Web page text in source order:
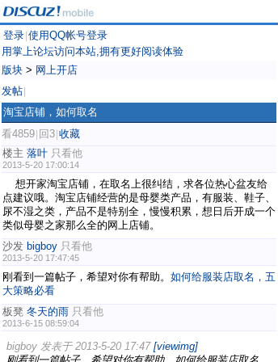
登录 使用QQ帐号登录
用掌上论坛访问本站,拥有更好阅读体验
版块 > 网上开店
发帖
淘宝店铺，如何取名
看4859 回3 收藏
楼主 落叶 只看他
2013-5-20 17:00:14
想开家淘宝店铺，在取名上很纠结，求各位热心盆友给
点建议哦。淘宝店铺经营的是母婴类产品，有服装、鞋子、
尿不湿之类，产品不是特别全，慢慢积累，想日后开成一个
类似母婴之家那么全的网上店铺。
沙发 bigboy 只看他
2013-5-20 17:47:45
刚看到一篇帖子，希望对你有帮助。 如何给服装店取名，五
大策略必看
板凳 冬天的雨 只看他
2013-6-15 08:59:04
bigboy 发表于 2013-5-20 17:47 [viewimg]